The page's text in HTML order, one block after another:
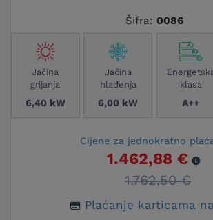
Šifra: 0086
Jačina
grijanja
6,40 kW
Jačina
hlađenja
6,00 kW
klasa
A++
Cijene za jednokratno
1.462,88 €
1.762,50 €
Plaćanje karticama